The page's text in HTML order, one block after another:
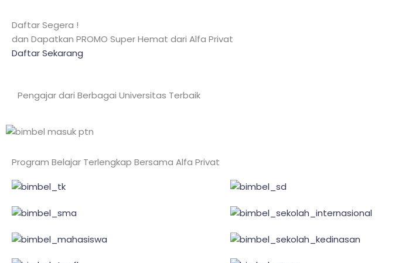
Daftar Segera !
dan Dapatkan PROMO Super Hemat dari Alfa Privat
Daftar Sekarang
Pengajar dari Berbagai Universitas Terbaik
Program Belajar Terlengkap Bersama Alfa Privat